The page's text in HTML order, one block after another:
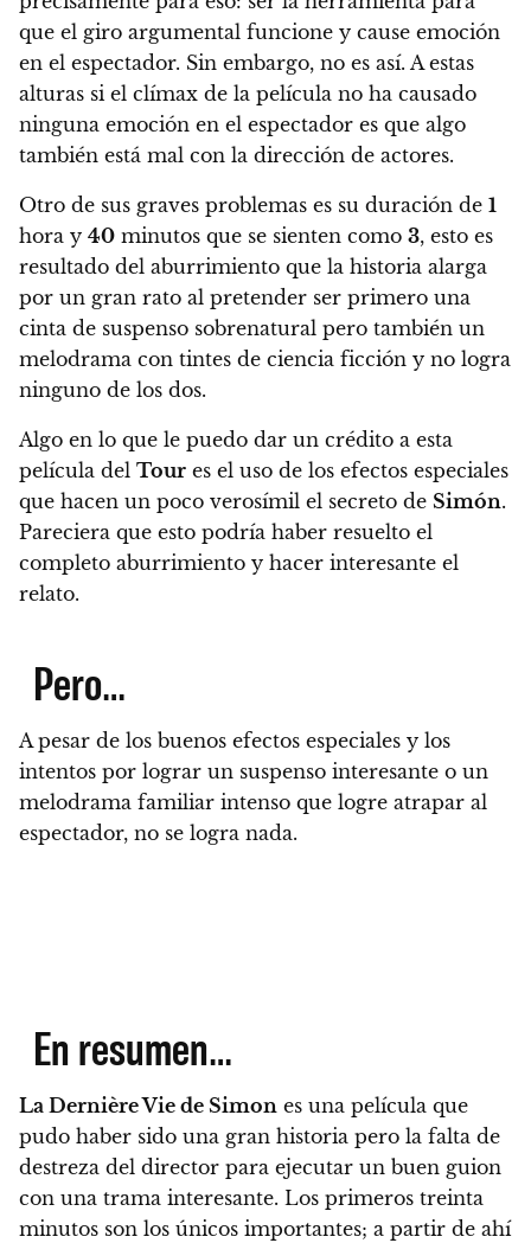
que el giro argumental funcione y cause emoción
en el espectador. Sin embargo, no es así. A estas
alturas si el clímax de la película no ha causado
ninguna emoción en el espectador es que algo
también está mal con la dirección de actores.
Otro de sus graves problemas es su duración de 1
hora y 40 minutos que se sienten como 3, esto es
resultado del aburrimiento que la historia alarga
por un gran rato al pretender ser primero una
cinta de suspenso sobrenatural pero también un
melodrama con tintes de ciencia ficción y no logra
ninguno de los dos.
Algo en lo que le puedo dar un crédito a esta
película del Tour es el uso de los efectos especiales
que hacen un poco verosímil el secreto de Simón.
Pareciera que esto podría haber resuelto el
completo aburrimiento y hacer interesante el
relato.
Pero…
A pesar de los buenos efectos especiales y los
intentos por lograr un suspenso interesante o un
melodrama familiar intenso que logre atrapar al
espectador, no se logra nada.
En resumen…
La Dernière Vie de Simon es una película que
pudo haber sido una gran historia pero la falta de
destreza del director para ejecutar un buen guion
con una trama interesante. Los primeros treinta
minutos son los únicos importantes; a partir de ahí